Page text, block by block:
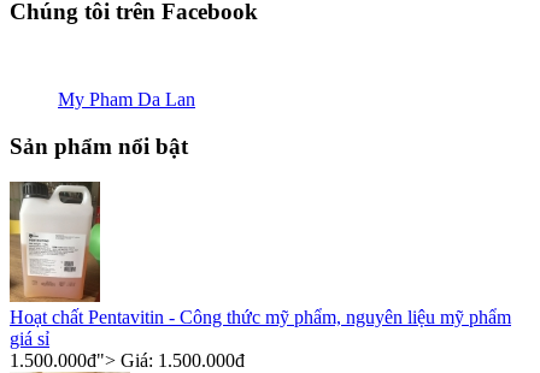
Chúng tôi trên Facebook
My Pham Da Lan
Sản phẩm nổi bật
Hoạt chất Pentavitin - Công thức mỹ phẩm, nguyên liệu mỹ phẩm
giá sỉ
1.500.000đ"> Giá: 1.500.000đ